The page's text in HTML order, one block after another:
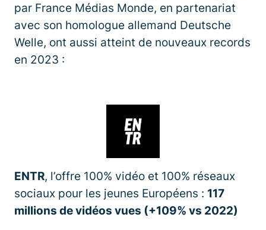
par France Médias Monde, en partenariat
avec son homologue allemand Deutsche
Welle, ont aussi atteint de nouveaux records
en 2023 :
ENTR, l’offre 100% vidéo et 100% réseaux
sociaux pour les jeunes Européens : 117
millions de vidéos vues (+109% vs 2022)